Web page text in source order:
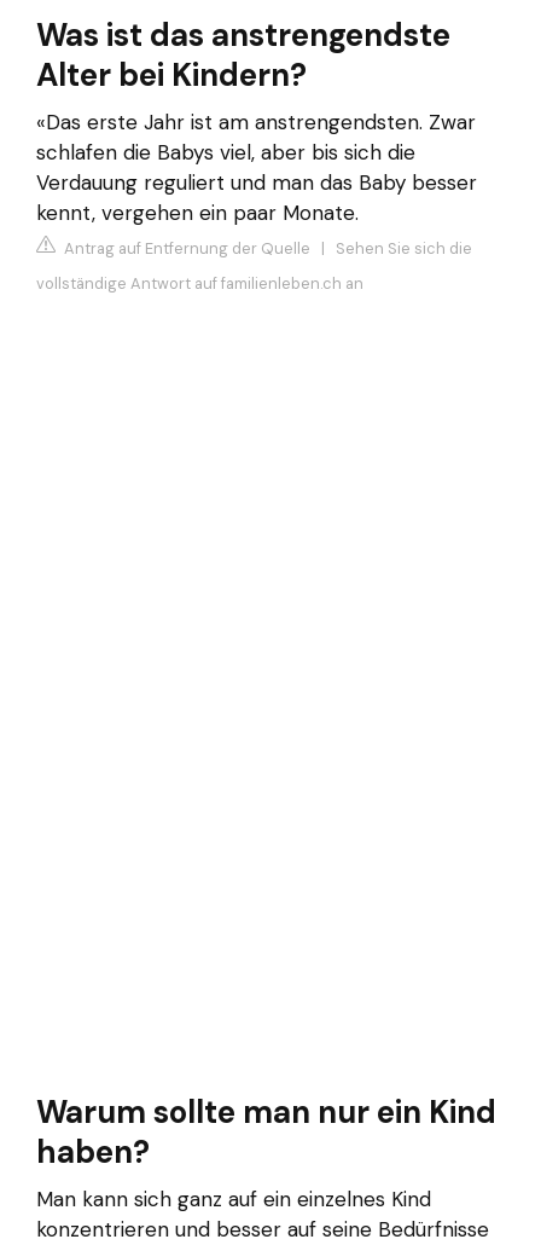
Was ist das anstrengendste
Alter bei Kindern?
«Das erste Jahr ist am anstrengendsten. Zwar
schlafen die Babys viel, aber bis sich die
Verdauung reguliert und man das Baby besser
kennt, vergehen ein paar Monate.
Antrag auf Entfernung der Quelle | Sehen Sie sich die
vollständige Antwort auf familienleben.ch an
Warum sollte man nur ein Kind
haben?
Man kann sich ganz auf ein einzelnes Kind
konzentrieren und besser auf seine Bedürfnisse